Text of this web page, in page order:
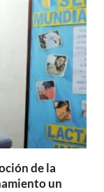
de la
un